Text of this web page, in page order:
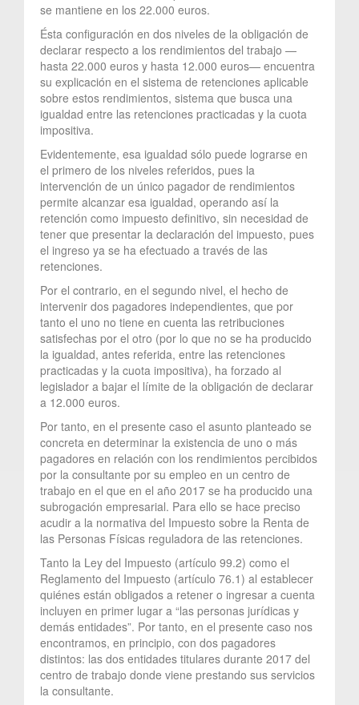
se mantiene en los 22.000 euros.
Ésta configuración en dos niveles de la obligación de
declarar respecto a los rendimientos del trabajo —
hasta 22.000 euros y hasta 12.000 euros— encuentra
su explicación en el sistema de retenciones aplicable
sobre estos rendimientos, sistema que busca una
igualdad entre las retenciones practicadas y la cuota
impositiva.
Evidentemente, esa igualdad sólo puede lograrse en
el primero de los niveles referidos, pues la
intervención de un único pagador de rendimientos
permite alcanzar esa igualdad, operando así la
retención como impuesto definitivo, sin necesidad de
tener que presentar la declaración del impuesto, pues
el ingreso ya se ha efectuado a través de las
retenciones.
Por el contrario, en el segundo nivel, el hecho de
intervenir dos pagadores independientes, que por
tanto el uno no tiene en cuenta las retribuciones
satisfechas por el otro (por lo que no se ha producido
la igualdad, antes referida, entre las retenciones
practicadas y la cuota impositiva), ha forzado al
legislador a bajar el límite de la obligación de declarar
a 12.000 euros.
Por tanto, en el presente caso el asunto planteado se
concreta en determinar la existencia de uno o más
pagadores en relación con los rendimientos percibidos
por la consultante por su empleo en un centro de
trabajo en el que en el año 2017 se ha producido una
subrogación empresarial. Para ello se hace preciso
acudir a la normativa del Impuesto sobre la Renta de
las Personas Físicas reguladora de las retenciones.
Tanto la Ley del Impuesto (artículo 99.2) como el
Reglamento del Impuesto (artículo 76.1) al establecer
quiénes están obligados a retener o ingresar a cuenta
incluyen en primer lugar a “las personas jurídicas y
demás entidades”. Por tanto, en el presente caso nos
encontramos, en principio, con dos pagadores
distintos: las dos entidades titulares durante 2017 del
centro de trabajo donde viene prestando sus servicios
la consultante.